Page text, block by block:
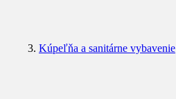
Kúpeľňa a sanitárne vybavenie